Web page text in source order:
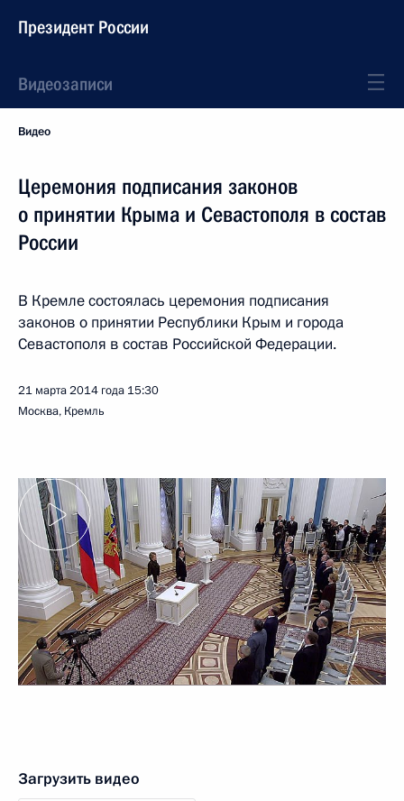
Президент России
Видеозаписи
Видео
Церемония подписания законов
о принятии Крыма и Севастополя в состав
России
В Кремле состоялась церемония подписания
законов о принятии Республики Крым и города
Севастополя в состав Российской Федерации.
21 марта 2014 года 15:30
Москва, Кремль
Загрузить видео